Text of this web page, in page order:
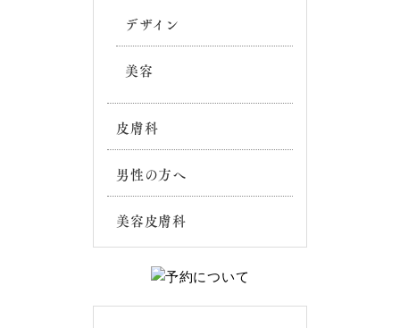
デザイン
美容
皮膚科
男性の方へ
美容皮膚科